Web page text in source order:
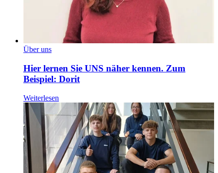
Über uns
Hier lernen Sie UNS näher kennen. Zum
Beispiel: Dorit
Weiterlesen